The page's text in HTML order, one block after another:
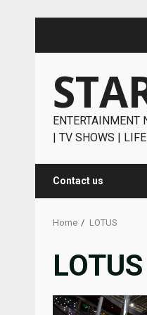
ENTERTAINMENT
| TV SHOWS |
Contact us
Home LOTUS
LOTUS